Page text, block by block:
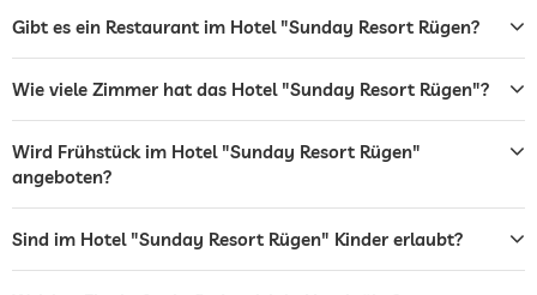
Restaurant
Abendunterhaltung
Veranstaltungsservice Hotel organisiert Hochzeiten
Zimmerservice
Gibt es ein Restaurant im Hotel "Sunday Resort Rügen?
Wie viele Zimmer hat das Hotel "Sunday Resort Rügen"?
Wird Frühstück im Hotel "Sunday Resort Rügen"
angeboten?
Sind im Hotel "Sunday Resort Rügen" Kinder erlaubt?